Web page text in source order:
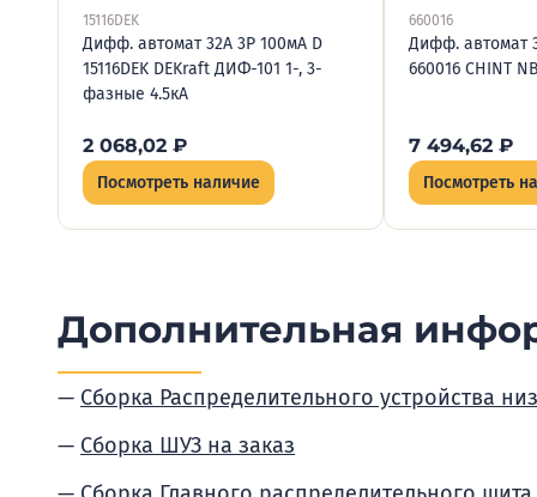
15116DEK
Дифф. автомат 32А 3P 100мА D
15116DEK DEKraft ДИФ-101 1-, 3-
фазные 4.5кА
2 068,02 ₽
Посмотреть наличие
660016
Дифф. автомат
660016 CHINT
7 494,62 ₽
Посмотреть
Дополнительная
Сборка Распределительного устройства
Сборка ШУЗ на заказ